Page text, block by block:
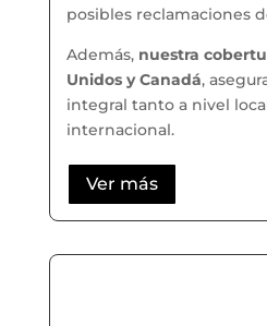
posibles reclamaciones
Además, nuestra
Unidos y Canadá,
integral tanto a nivel
internacional.
Ver más